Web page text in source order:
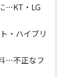
…KT・LG
・ハイブリ
…不正なフ